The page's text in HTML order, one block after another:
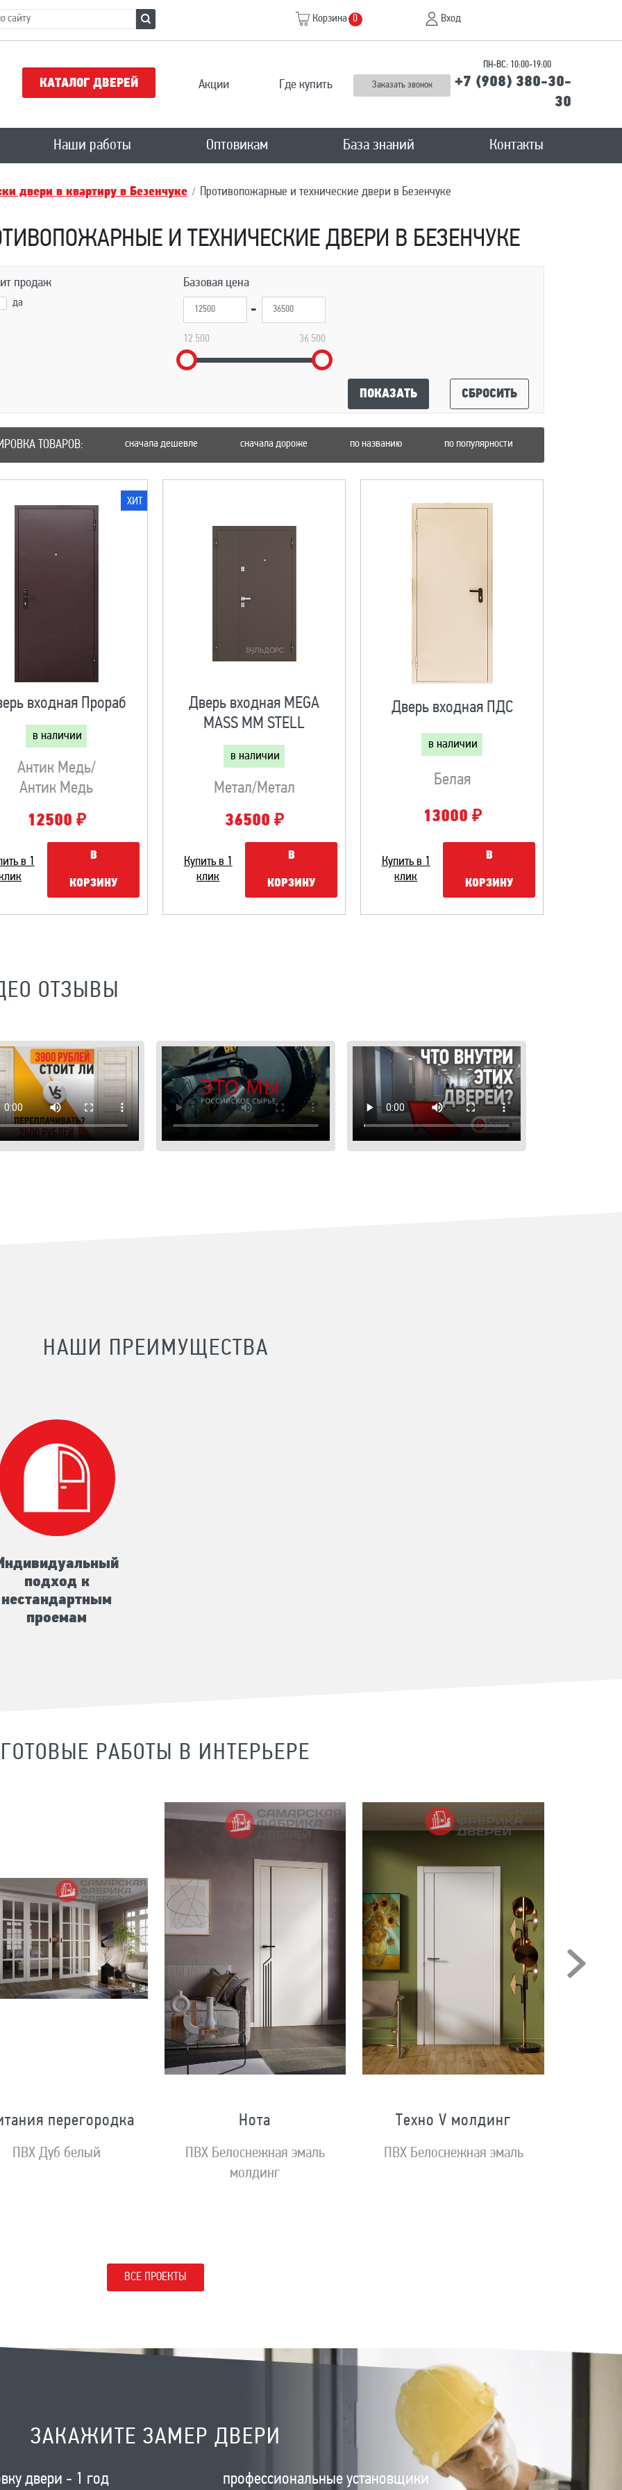
Корзина 0 Вход
КАТАЛОГ ДВЕРЕЙ Акции Где купить Заказать звонок
ПН-ВС: 10:00-19:00
+7 (908) 380-30-
30
Наши работы Оптовикам База знаний Контакты
двери в квартиру в Безенчукe Противопожарные и технические двери в Безенчукe
И ТЕХНИЧЕСКИЕ ДВЕРИ В БЕЗЕНЧУКE
продаж
да
Базовая цена
12 500 36 500
ПОКАЗАТЬ СБРОСИТЬ
ТОВАРОВ: сначала дешевле сначала дороже по названию по популярности
ХИТ
входная Прораб
в наличии
Антик Медь/
Антик Медь
12500 ₽
в 1
В
КОРЗИНУ
Дверь входная MEGA
MASS MM STELL
в наличии
Метал/метал
36500 ₽
Купить в 1
клик
В
КОРЗИНУ
Дверь входная ПДС
в наличии
Белая
13000 ₽
Купить в 1
клик
В
КОРЗИНУ
ОТЗЫВЫ
НАШИ ПРЕИМУЩЕСТВА
подход к
нестандартным
проемам
ГОТОВЫЕ РАБОТЫ В ИНТЕРЬЕРЕ
перегородка
ПВХ Дуб белый
Нота
ПВХ Белоснежная эмаль
молдинг
Техно V молдинг
ПВХ Белоснежная эмаль
ВСЕ ПРОЕКТЫ
ЗАКАЖИТЕ ЗАМЕР ДВЕРИ
двери - 1 год профессиональные установщики